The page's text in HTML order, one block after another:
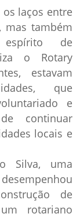
laços entre
mas também
de
o Rotary
estavam
que
e
continuar
locais e
Silva, uma
de
rotariano